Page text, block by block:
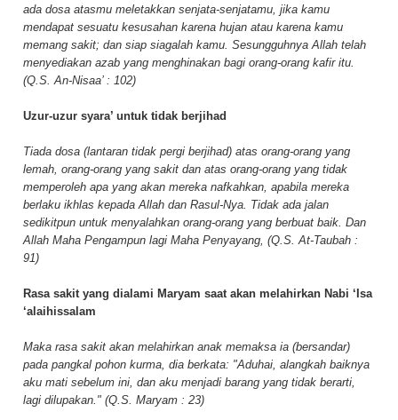
ada dosa atasmu meletakkan senjata-senjatamu, jika kamu
mendapat sesuatu kesusahan karena hujan atau karena kamu
memang sakit; dan siap siagalah kamu. Sesungguhnya Allah telah
menyediakan azab yang menghinakan bagi orang-orang kafir itu.
(Q.S. An-Nisaa’ : 102)
Uzur-uzur syara’ untuk tidak berjihad
Tiada dosa (lantaran tidak pergi berjihad) atas orang-orang yang
lemah, orang-orang yang sakit dan atas orang-orang yang tidak
memperoleh apa yang akan mereka nafkahkan, apabila mereka
berlaku ikhlas kepada Allah dan Rasul-Nya. Tidak ada jalan
sedikitpun untuk menyalahkan orang-orang yang berbuat baik. Dan
Allah Maha Pengampun lagi Maha Penyayang, (Q.S. At-Taubah :
91)
Rasa sakit yang dialami Maryam saat akan melahirkan Nabi ‘Isa
‘alaihissalam
Maka rasa sakit akan melahirkan anak memaksa ia (bersandar)
pada pangkal pohon kurma, dia berkata: "Aduhai, alangkah baiknya
aku mati sebelum ini, dan aku menjadi barang yang tidak berarti,
lagi dilupakan." (Q.S. Maryam : 23)